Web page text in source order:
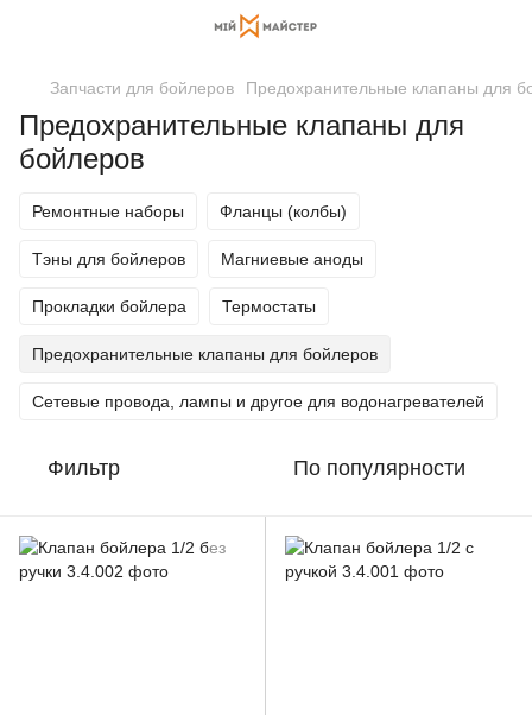
Запчасти для бойлеров Предохранительные клапаны для
Предохранительные клапаны для
бойлеров
Ремонтные наборы Фланцы (колбы)
Тэны для бойлеров Магниевые аноды
Прокладки бойлера Термостаты
Предохранительные клапаны для бойлеров
Сетевые провода, лампы и другое для водонагревателей
Фильтр По популярности